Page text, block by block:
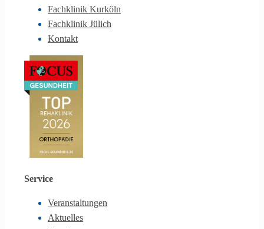
Fachklinik Kurköln
Fachklinik Jülich
Kontakt
Service
Veranstaltungen
Aktuelles